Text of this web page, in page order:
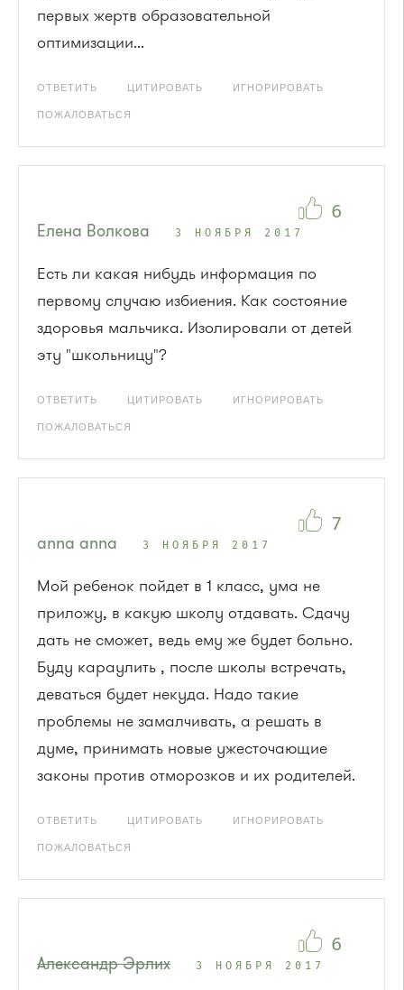
первых жертв образовательной
оптимизации...
ОТВЕТИТЬ ЦИТИРОВАТЬ ИГНОРИРОВАТЬ
ПОЖАЛОВАТЬСЯ
Елена Волкова 3 НОЯБРЯ 2017
Есть ли какая нибудь информация по
первому случаю избиения. Как состояние
здоровья мальчика. Изолировали от детей
эту "школьницу"?
ОТВЕТИТЬ ЦИТИРОВАТЬ ИГНОРИРОВАТЬ
ПОЖАЛОВАТЬСЯ
6
anna anna 3 НОЯБРЯ 2017
Мой ребенок пойдет в 1 класс, ума не
приложу, в какую школу отдавать. Сдачу
дать не сможет, ведь ему же будет больно.
Буду караулить , после школы встречать,
деваться будет некуда. Надо такие
проблемы не замалчивать, а решать в
думе, принимать новые ужесточающие
законы против отморозков и их родителей.
ОТВЕТИТЬ ЦИТИРОВАТЬ ИГНОРИРОВАТЬ
ПОЖАЛОВАТЬСЯ
7
Александр Эрлих 3 НОЯБРЯ 2017
6